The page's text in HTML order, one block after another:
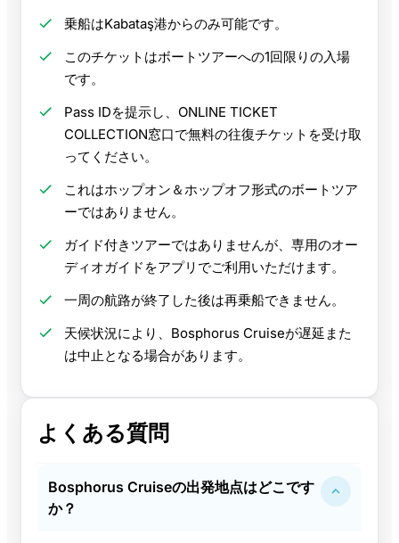
乗船はKabataş港からのみ可能です。
このチケットはボートツアーへの1回限りの入場
です。
Pass IDを提示し、ONLINE TICKET
COLLECTION窓口で無料の往復チケットを受け取
ってください。
これはホップオン＆ホップオフ形式のボートツア
ーではありません。
ガイド付きツアーではありませんが、専用のオー
ディオガイドをアプリでご利用いただけます。
一周の航路が終了した後は再乗船できません。
天候状況により、Bosphorus Cruiseが遅延また
は中止となる場合があります。
よくある質問
Bosphorus Cruiseの出発地点はどこです
か？